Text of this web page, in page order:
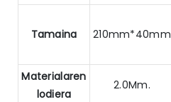
Tamaina 210mm*40mm
Materialaren
lodiera
2.0Mm.